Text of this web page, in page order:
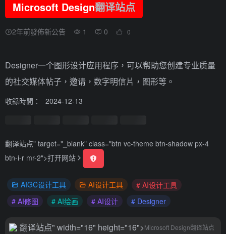
Microsoft Design翻译站点
2年前發佈新公告 1 0 0
Designer一个图形设计应用程序，可以帮助您创建专业质量
的社交媒体帖子，邀请，数字明信片，图形等。
收錄時間： 2024-12-13
翻译站点" target="_blank" class="btn vc-theme btn-shadow px-4
btn-i-r mr-2">打开网站
AIGC设计工具 AI设计工具
# AI设计工具
# AI修图
# AI绘画 # AI设计 # Designer
翻译站点" width="16" height="16">Microsoft Design翻译站点